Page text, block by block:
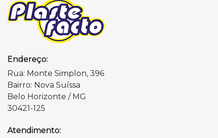
Endereço:
Rua: Monte Simplon, 396
Bairro: Nova Suíssa
Belo Horizonte / MG
30421-125
Atendimento: